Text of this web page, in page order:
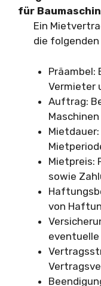
für
Ein
die
Präambel:
Vermieter
Auftrag:
Mietpreis:
sowie
von
eventuelle